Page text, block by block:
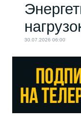
30.07.2026 06:00